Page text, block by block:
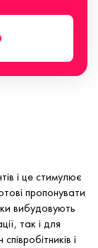
і це стимулює
пропонувати
вибудовують
так і для
і